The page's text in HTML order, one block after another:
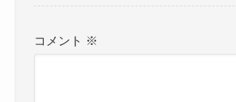
コメント ※